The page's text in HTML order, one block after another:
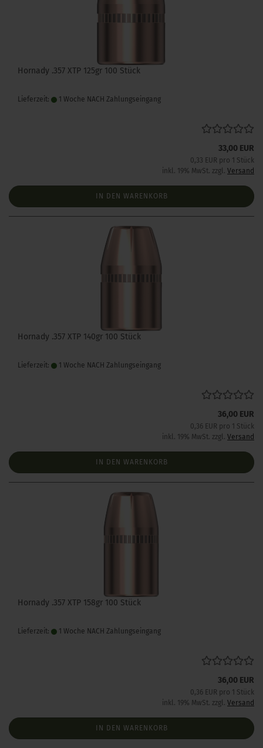
Hornady .357 XTP 125gr 100 Stück
Lieferzeit: 1 Woche NACH Zahlungseingang
33,00 EUR
0,33 EUR pro 1 Stück
inkl. 19% MwSt. zzgl. Versand
IN DEN WARENKORB
Hornady .357 XTP 140gr 100 Stück
Lieferzeit: 1 Woche NACH Zahlungseingang
36,00 EUR
0,36 EUR pro 1 Stück
inkl. 19% MwSt. zzgl. Versand
IN DEN WARENKORB
Hornady .357 XTP 158gr 100 Stück
Lieferzeit: 1 Woche NACH Zahlungseingang
36,00 EUR
0,36 EUR pro 1 Stück
inkl. 19% MwSt. zzgl. Versand
IN DEN WARENKORB